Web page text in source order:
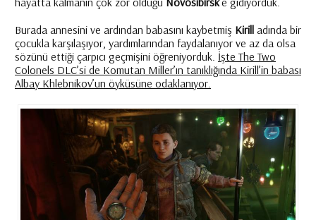
Burada annesini ve ardından babasını kaybetmiş Kirilladında bir
çocukla karşılaşıyor, yardımlarından faydalanıyor ve az da olsa
sözünü ettiği çarpıcı geçmişini öğreniyorduk. İşte The Two
Colonels DLC’si de Komutan Miller’ın tanıklığında Kirill’in babası
Albay Khlebnikov’un öyküsüne odaklanıyor.